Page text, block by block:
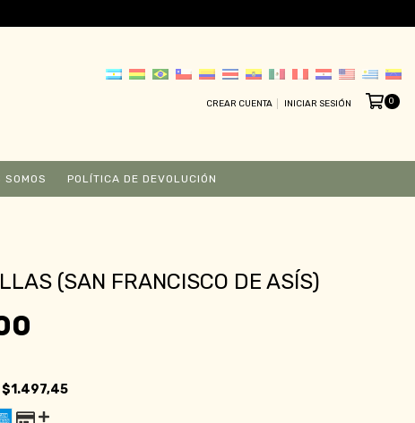
CREAR CUENTA INICIAR SESIÓN 0
SOMOS POLÍTICA DE DEVOLUCIÓN
(SAN FRANCISCO DE ASÍS)
$1.497,45